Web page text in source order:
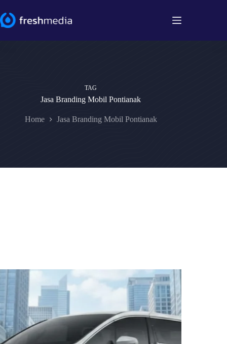
to
content
TAG
Jasa Branding Mobil Pontianak
Home Jasa Branding Mobil Pontianak